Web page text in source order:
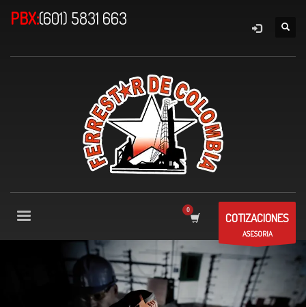
PBX:(601) 5831 663
COTIZACIONES
ASESORIA